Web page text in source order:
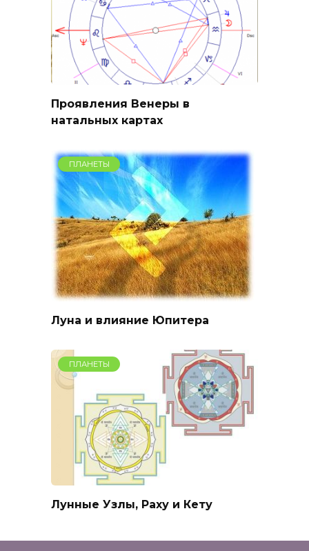
Проявления Венеры в
натальных картах
ПЛАНЕТЫ
Луна и влияние Юпитера
ПЛАНЕТЫ
Лунные Узлы, Раху и Кету